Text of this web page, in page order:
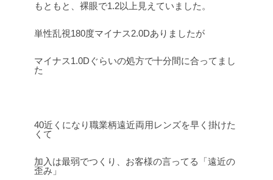
もともと、裸眼で1.2以上見えていました。
単性乱視180度マイナス2.0Dありましたが
マイナス1.0Dぐらいの処方で十分間に合ってまし
た
40近くになり職業柄遠近両用レンズを早く掛けた
くて
加入は最弱でつくり、お客様の言ってる「遠近の
歪み」